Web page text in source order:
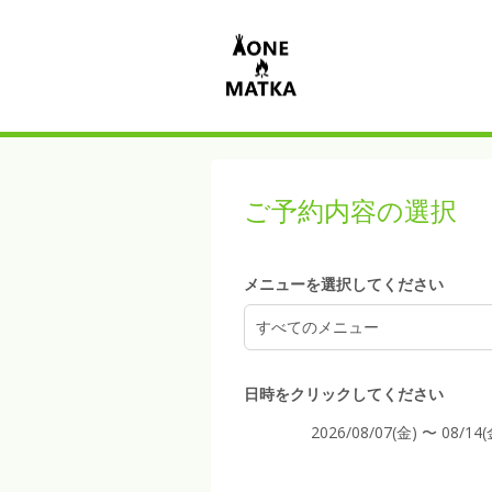
ご予約内容の選択
メニューを選択してください
すべてのメニュー
日時をクリックしてください
2026/08/07(金) 〜 08/14(